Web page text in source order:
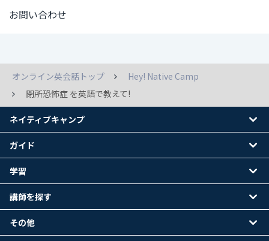
お問い合わせ
オンライン英会話トップ
Hey! Native Camp
閉所恐怖症 を英語で教えて!
ネイティブキャンプ
ガイド
学習
講師を探す
その他